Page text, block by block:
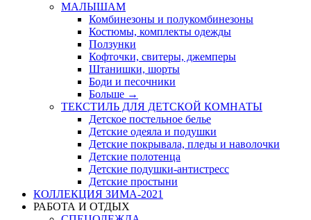
МАЛЫШАМ
Комбинезоны и полукомбинезоны
Костюмы, комплекты одежды
Ползунки
Кофточки, свитеры, джемперы
Штанишки, шорты
Боди и песочники
Больше →
ТЕКСТИЛЬ ДЛЯ ДЕТСКОЙ КОМНАТЫ
Детское постельное белье
Детские одеяла и подушки
Детские покрывала, пледы и наволочки
Детские полотенца
Детские подушки-антистресс
Детские простыни
КОЛЛЕКЦИЯ ЗИМА-2021
РАБОТА И ОТДЫХ